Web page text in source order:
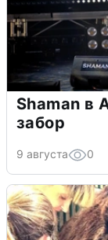
Shaman в
забор
9 августа 0